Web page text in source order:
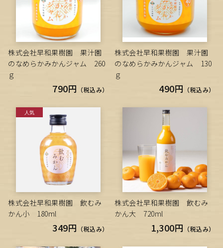
株式会社早和果樹園 果汁園
のなめらかみかんジャム 260
ｇ
790円 （税込み）
株式会社早和果樹園 果汁園
のなめらかみかんジャム 130
ｇ
490円 （税込み）
株式会社早和果樹園 飲むみ
かん小 180ml
349円 （税込み）
株式会社早和果樹園 飲むみ
かん大 720ml
1,300円 （税込み）